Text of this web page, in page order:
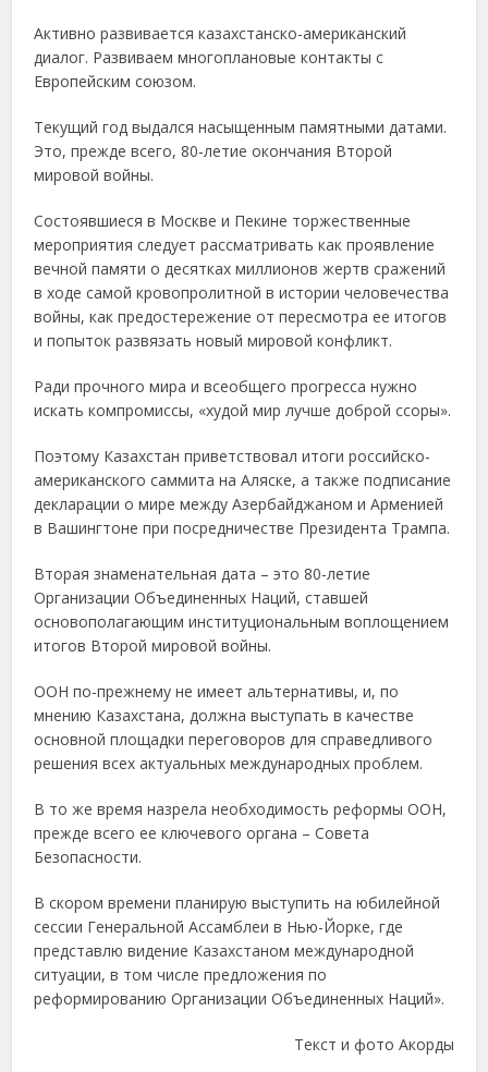
Активно развивается казахстанско-американский
диалог. Развиваем многоплановые контакты с
Европейским союзом.
Текущий год выдался насыщенным памятными датами.
Это, прежде всего, 80-летие окончания Второй
мировой войны.
Состоявшиеся в Москве и Пекине торжественные
мероприятия следует рассматривать как проявление
вечной памяти о десятках миллионов жертв сражений
в ходе самой кровопролитной в истории человечества
войны, как предостережение от пересмотра ее итогов
и попыток развязать новый мировой конфликт.
Ради прочного мира и всеобщего прогресса нужно
искать компромиссы, «худой мир лучше доброй ссоры».
Поэтому Казахстан приветствовал итоги российско-
американского саммита на Аляске, а также подписание
декларации о мире между Азербайджаном и Арменией
в Вашингтоне при посредничестве Президента Трампа.
Вторая знаменательная дата – это 80-летие
Организации Объединенных Наций, ставшей
основополагающим институциональным воплощением
итогов Второй мировой войны.
ООН по-прежнему не имеет альтернативы, и, по
мнению Казахстана, должна выступать в качестве
основной площадки переговоров для справедливого
решения всех актуальных международных проблем.
В то же время назрела необходимость реформы ООН,
прежде всего ее ключевого органа – Совета
Безопасности.
В скором времени планирую выступить на юбилейной
сессии Генеральной Ассамблеи в Нью-Йорке, где
представлю видение Казахстаном международной
ситуации, в том числе предложения по
реформированию Организации Объединенных Наций».
Текст и фото Акорды